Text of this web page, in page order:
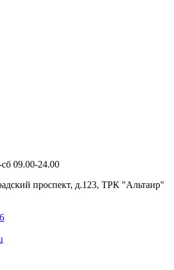
09.00-24.00
проспект, д.123, ТРК "Альтаир"